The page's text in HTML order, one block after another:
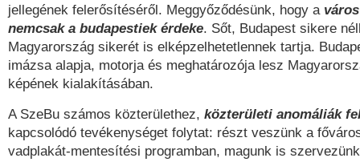
jellegének felerősítéséről. Meggyőződésünk, hogy aváros
nemcsak a budapestiek érdeke. Sőt, Budapest sikere
Magyarország sikerét is elképzelhetetlennek tartja.
imázsa alapja, motorja és meghatározója lesz
képének kialakításában.
A SzeBu számos közterülethez, közterületi anomáliák
kapcsolódó tevékenységet folytat: részt veszünk a
vadplakát-mentesítési programban, magunk is